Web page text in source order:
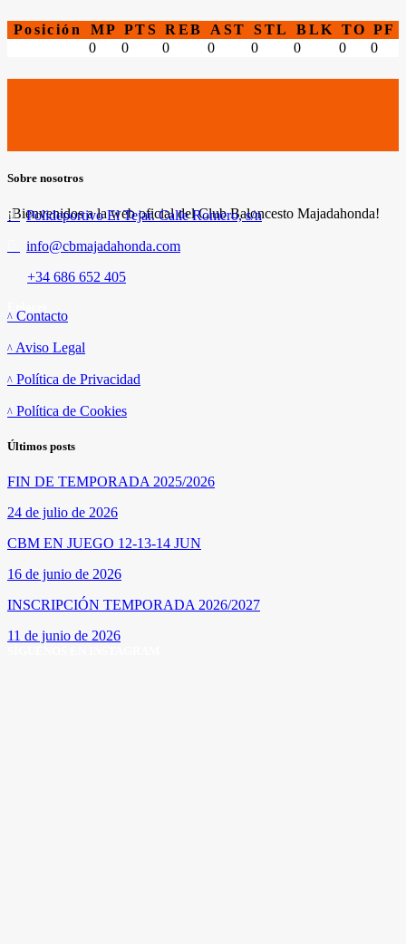
Posición MP PTS REB AST STL BLK TO PF
0
0 0 0 0 0 0 0
Sobre nosotros
¡Bienvenidos a la web oficial del Club Baloncesto Majadahonda!
Polideportivo El Tejar. Calle Romero, s/n
info@cbmajadahonda.com
+34 686 652 405
Contacto
Aviso Legal
Política de Privacidad
Política de Cookies
Últimos posts
FIN DE TEMPORADA 2025/2026
24 de julio de 2026
CBM EN JUEGO 12-13-14 JUN
16 de junio de 2026
INSCRIPCIÓN TEMPORADA 2026/2027
11 de junio de 2026